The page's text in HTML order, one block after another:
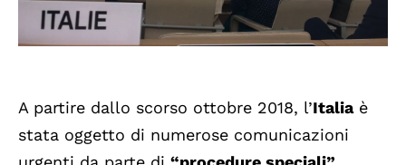
A partire dallo scorso ottobre 2018, l’Italiaè
stata oggetto di numerose comunicazioni